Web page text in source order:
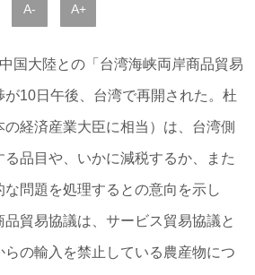
A- A+
国大陸との「台湾海峡両岸商品貿易
10日午後、台湾で再開された。杜
経済産業大臣に相当）は、台湾側
品目や、いかに減税するか、また
問題を処理するとの意向を示し
貿易協議は、サービス貿易協議と
の輸入を禁止している農産物につ